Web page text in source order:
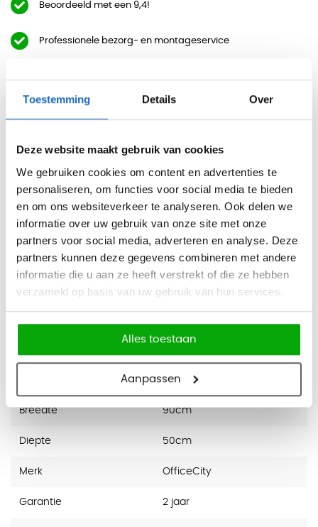
Toestemming Details Over
Deze website maakt gebruik van cookies
We gebruiken cookies om content en advertenties te
personaliseren, om functies voor social media te bieden
en om ons websiteverkeer te analyseren. Ook delen we
informatie over uw gebruik van onze site met onze
partners voor social media, adverteren en analyse. Deze
partners kunnen deze gegevens combineren met andere
informatie die u aan ze heeft verstrekt of die ze hebben
verzameld op basis van uw gebruik van hun services.
Alles toestaan
Aanpassen
Beoordeeld met een 9,4!
Professionele bezorg- en montageservice
Garderobekasten of Lockerkasten is de stofkap.De stofkap
kan eenvoudig op de kasten worden geplaatst en zorgt
ervoor dat er geen laag met stof op de kasten komt te
liggen. Zeker bij veel kleedkamers is het vervelend als men
zich aan het omkleden is en er door een openslaande deur
of raam stof naar beneden waait.
Met deze stofkap kan stof zich niet ophopen en voorkomt u
dit probleem. De stofkap voor de basic of basic plus
Garderobekasten en Lockerkasten is verkrijgbaar in 6
Specifications
Breedte 90cm
Diepte 50cm
Merk OfficeCity
Garantie 2 jaar